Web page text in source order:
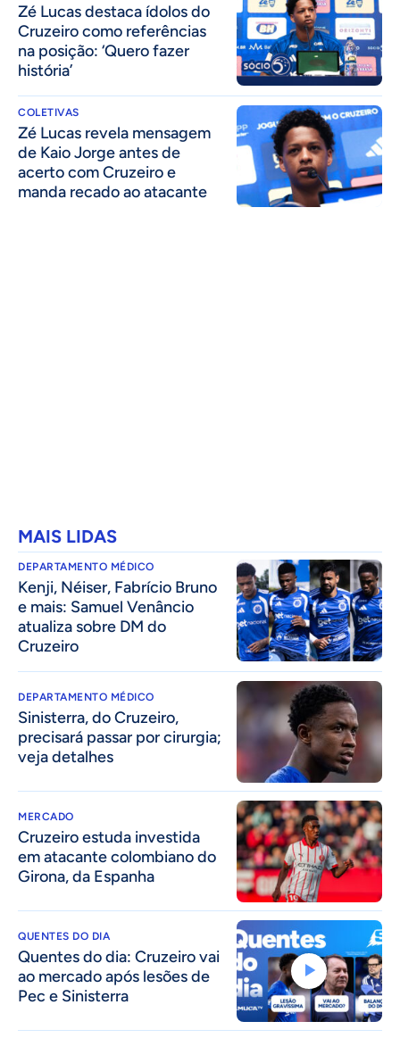
Zé Lucas destaca ídolos do
Cruzeiro como referências
na posição: ‘Quero fazer
história’
COLETIVAS
Zé Lucas revela mensagem
de Kaio Jorge antes de
acerto com Cruzeiro e
manda recado ao atacante
MAIS LIDAS
DEPARTAMENTO MÉDICO
Kenji, Néiser, Fabrício Bruno
e mais: Samuel Venâncio
atualiza sobre DM do
Cruzeiro
DEPARTAMENTO MÉDICO
Sinisterra, do Cruzeiro,
precisará passar por cirurgia;
veja detalhes
MERCADO
Cruzeiro estuda investida
em atacante colombiano do
Girona, da Espanha
QUENTES DO DIA
Quentes do dia: Cruzeiro vai
ao mercado após lesões de
Pec e Sinisterra